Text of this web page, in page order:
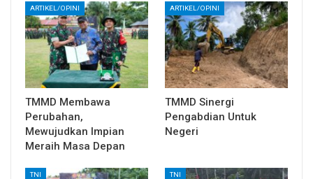
ARTIKEL/OPINI
TMMD Membawa
Perubahan,
Mewujudkan Impian
Meraih Masa Depan
ARTIKEL/OPINI
TMMD Sinergi
Pengabdian Untuk
Negeri
TNI TNI